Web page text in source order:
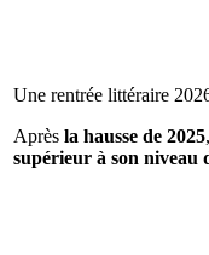
Une rentrée littéraire
Après la hausse de 2025
supérieur à son niveau